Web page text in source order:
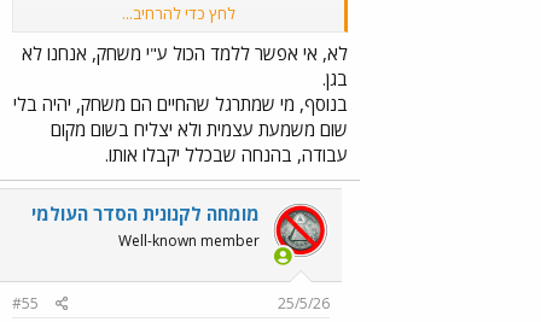
איך את חושבת שילדים למדו דברים לפני הבית
ספר?
רוב תקופת הבית ספר וגם הגן היא לא לימוד נטו
אלא יותר משמעת וזיכרון על מה שלימדו אותך.
אין כאן איזה יכולת ריגשית משופרת לפיתרון בעיות
שלומדים שם.
לחץ כדי להרחיב...
לא, אי אפשר ללמד הכול ע"י משחק, אנחנו לא
בגן.
בנוסף, מי שמתרגל שהחיים הם משחק, יהיה בלי
שום משמעת עצמית ולא יצליח בשום מקום
עבודה, בהנחה שבכלל יקבלו אותו.
מומחה לקנונית הסדר העולמי
Well-known member
25/5/26
#55